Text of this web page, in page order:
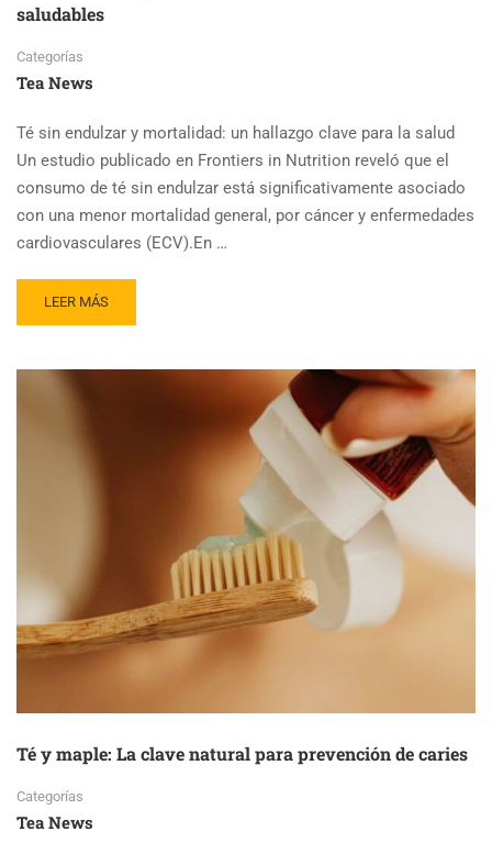
saludables
Categorías
Tea News
Té sin endulzar y mortalidad: un hallazgo clave para la salud
Un estudio publicado en Frontiers in Nutrition reveló que el
consumo de té sin endulzar está significativamente asociado
con una menor mortalidad general, por cáncer y enfermedades
cardiovasculares (ECV).En …
READ
MORE
ESTUDIO
LEER MÁS
Té y maple: La clave natural para prevención de caries
Categorías
Tea News